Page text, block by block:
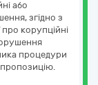
або
згідно з
корупційні
процедури
пропозицію.